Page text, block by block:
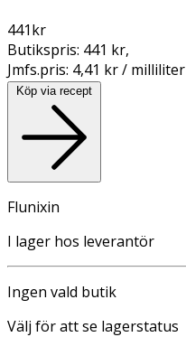
441kr
Butikspris: 441 kr,
Jmfs.pris: 4,41 kr / milliliter
Köp via recept
Flunixin
I lager hos leverantör
Ingen vald butik
Välj för att se lagerstatus